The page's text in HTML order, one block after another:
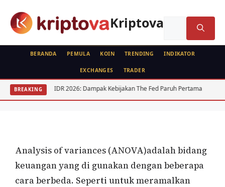
Kriptova
BERANDA PEMULA KOIN TRENDING INDIKATOR
EXCHANGES TRADER
BREAKING
USD IDR 2026: Dampak Kebijakan The Fed Paruh Pertama Regulasi
ANALISA TEKNIKAL ANALISA FUNDAMENTAL
Analysis Of Variances (ANOVA)
Analysis of variances (ANOVA)adalah bidang
keuangan yang di gunakan dengan beberapa
cara berbeda. Seperti untuk meramalkan